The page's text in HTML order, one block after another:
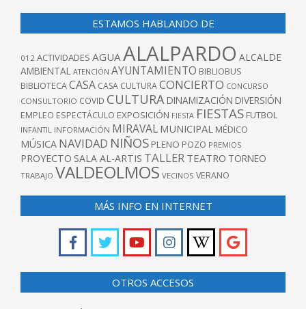
ESTAMOS HABLANDO DE
012 ACTIVIDADES AGUAALALPARDO ALCALDE
AMBIENTAL ATENCIÓN AYUNTAMIENTO BIBLIOBUS
BIBLIOTECACASA CASA CULTURACONCIERTO CONCURSO
CONSULTORIO COVID CULTURA DINAMIZACIÓN DIVERSIÓN
EMPLEO ESPECTÁCULO EXPOSICIÓN FIESTA FIESTAS FUTBOL
INFANTIL INFORMACIÓN MIRAVAL MUNICIPAL MÉDICO
MÚSICA NAVIDAD NIÑOS PLENO POZO PREMIOS
PROYECTO SALA AL-ARTIS TALLER TEATRO TORNEO
TRABAJO VALDEOLMOS VECINOS VERANO
MÁS INFO EN INTERNET
OTROS ACCESOS